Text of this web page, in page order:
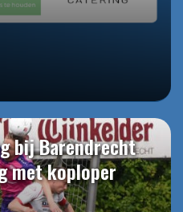
bij Barendrecht
met koploper